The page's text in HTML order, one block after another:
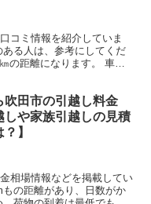
コミ情報を紹介していま
る人は、参考にしてくだ
の距離になります。 車で
吹田市の引越し料金
しや家族引越しの見積
】
相場情報などを掲載してい
の距離があり、日数がか